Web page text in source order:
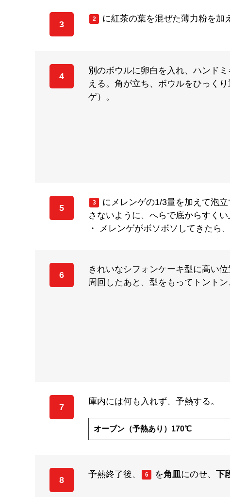
3
2 に紅茶の葉を混ぜた薄力粉を加
4
別のボウルに卵白を入れ、ハンド
える。角が立ち、ボウルをひっく
ゲ）。
5
3
にメレンゲの1/3量を加えて泡
さないように、へらで底からすく
・ メレンゲがボソボソしてきたら
6
きれいなシフォンケーキ型に高い位
周回したあと、型をもってトント
7
庫内には何も入れず、予熱する。
オーブン（予熱あり）170℃
8
予熱終了後、 6 を角皿 にのせ、 下